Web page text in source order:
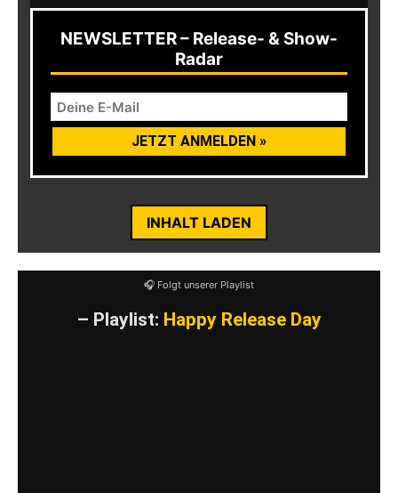
NEWSLETTER – Release- & Show-
Radar
INHALT LADEN
🎧 Folgt unserer Playlist
– Playlist: Happy Release Day